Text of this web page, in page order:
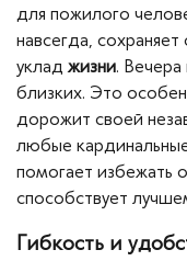
для пожилого
навсегда,
уклад жизни.
близких. Это
дорожит своей
любые
помогает избежать
способствует
Гибкость и